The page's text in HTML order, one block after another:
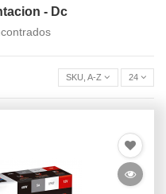
- Dc
SKU, A-Z